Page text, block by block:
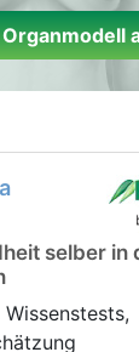
Organmodell
selber in
Wissenstests,